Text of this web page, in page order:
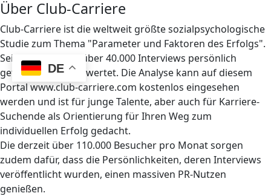
DE
Über Club-Carriere
Club-Carriere ist die weltweit größte sozialpsychologische
Studie zum Thema "Parameter und Faktoren des Erfolgs".
Seit 1997 wurden über 40.000 Interviews persönlich
geführt und ausgewertet. Die Analyse kann auf diesem
Portal www.club-carriere.com kostenlos eingesehen
werden und ist für junge Talente, aber auch für Karriere-
Suchende als Orientierung für Ihren Weg zum
individuellen Erfolg gedacht.
Die derzeit über 110.000 Besucher pro Monat sorgen
zudem dafür, dass die Persönlichkeiten, deren Interviews
veröffentlicht wurden, einen massiven PR-Nutzen
genießen.